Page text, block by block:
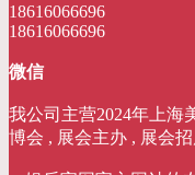
18616066696
18616066696
微信
我公司主营2024年上海
博会 , 展会主办 , 展会